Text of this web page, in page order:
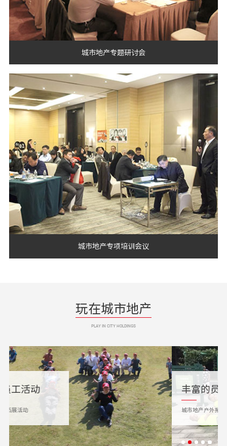
城市地产专题研讨会
城市地产专项培训会议
玩在城市地产
PLAY IN CITY HOLDINGS
丰富的员工活动
城市地产户外拓展活动